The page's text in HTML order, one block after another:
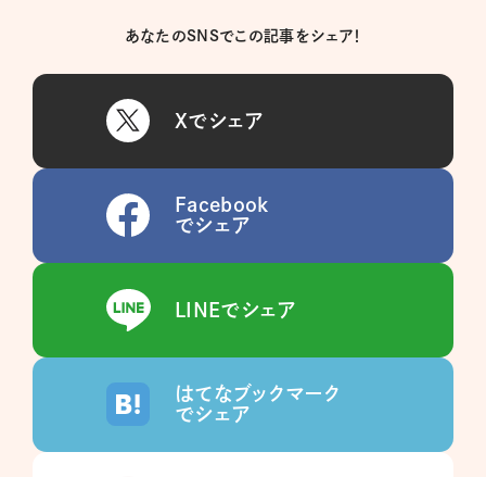
あなたのSNSでこの記事をシェア！
Xでシェア
Facebook
でシェア
LINEでシェア
はてなブックマーク
でシェア